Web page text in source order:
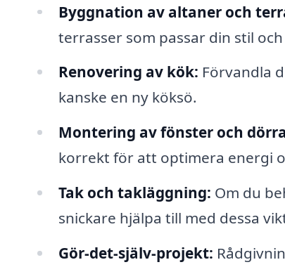
Byggnation av altaner och
terrasser som passar din stil
Renovering av kök: Förvandla
kanske en ny köksö.
Montering av fönster och
korrekt för att optimera energi
Tak och takläggning: Om du
snickare hjälpa till med dessa
Gör-det-själv-projekt: